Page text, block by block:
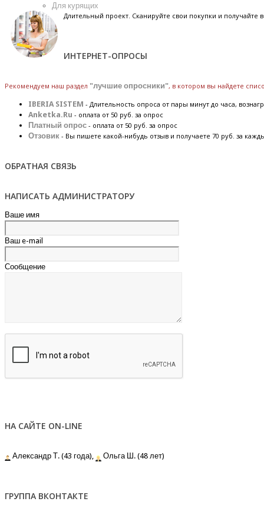
Для курящих
Длительный проект. Сканируйте свои покупки и
ИНТЕРНЕТ-ОПРОСЫ
Рекомендуем наш раздел "лучшие опросники", в котором вы найдете
IBERIA SISTEM - Длительность опроса от пары минут до часа,
Anketka.Ru - оплата от 50 руб. за опрос
Платный опрос - оплата от 50 руб. за опрос
Отзовик - Вы пишете какой-нибудь отзыв и получаете 70 руб. за
ОБРАТНАЯ СВЯЗЬ
НАПИСАТЬ АДМИНИСТРАТОРУ
Ваше имя
Ваш e-mail
Сообщение
НА САЙТЕ ON-LINE
Александр Т. (43 года),
Ольга Ш. (48 лет)
ГРУППА ВКОНТАКТЕ